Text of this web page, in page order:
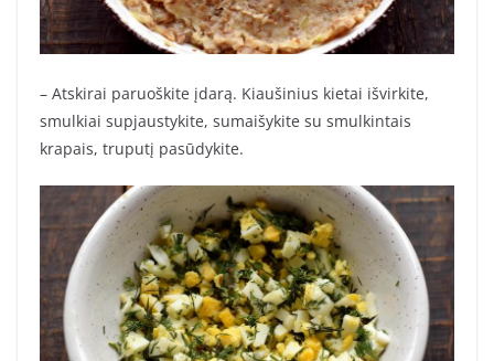
– Atskirai paruoškite įdarą. Kiaušinius kietai išvirkite,
smulkiai supjaustykite, sumaišykite su smulkintais
krapais, truputį pasūdykite.